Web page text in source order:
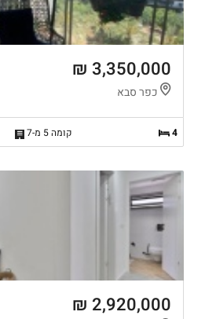
3,350,000 ₪
כפר סבא
4 קומה 5 מ-7
2,920,000 ₪